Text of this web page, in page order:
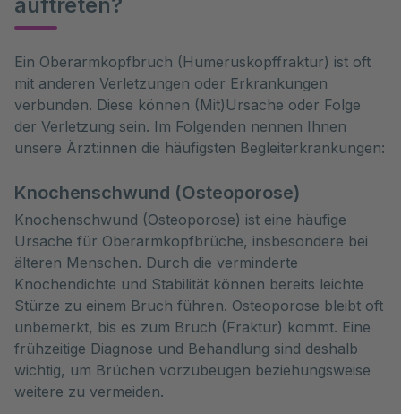
Ein Oberarmkopfbruch (Humeruskopffraktur) ist oft
mit anderen Verletzungen oder Erkrankungen
verbunden. Diese können (Mit)Ursache oder Folge
der Verletzung sein. Im Folgenden nennen Ihnen
unsere Ärzt:innen die häufigsten Begleiterkrankungen:
Knochenschwund (Osteoporose)
Knochenschwund (Osteoporose) ist eine häufige
Ursache für Oberarmkopfbrüche, insbesondere bei
älteren Menschen. Durch die verminderte
Knochendichte und Stabilität können bereits leichte
Stürze zu einem Bruch führen. Osteoporose bleibt oft
unbemerkt, bis es zum Bruch (Fraktur) kommt. Eine
frühzeitige Diagnose und Behandlung sind deshalb
wichtig, um Brüchen vorzubeugen beziehungsweise
weitere zu vermeiden.